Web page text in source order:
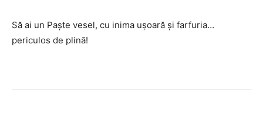
Să ai un Paște vesel, cu inima ușoară și farfuria…
periculos de plină!